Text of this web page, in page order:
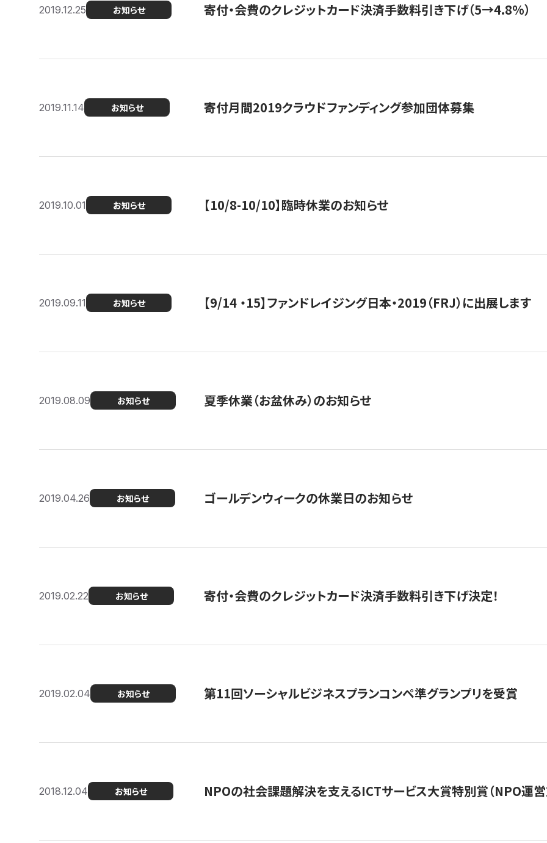
2019.12.25 お知らせ 寄付・会費のクレジットカード決済手数料引き下げ（5→4.8%）
2019.11.14 お知らせ 寄付月間2019クラウドファンディング参加団体募集
2019.10.01 お知らせ 【10/8-10/10】臨時休業のお知らせ
2019.09.11 お知らせ 【9/14 ・15】ファンドレイジング日本・2019（FRJ）に出展します
2019.08.09 お知らせ 夏季休業（お盆休み）のお知らせ
2019.04.26 お知らせ ゴールデンウィークの休業日のお知らせ
2019.02.22 お知らせ 寄付・会費のクレジットカード決済手数料引き下げ決定！
2019.02.04 お知らせ 第11回ソーシャルビジネスプランコンペ準グランプリを受賞
2018.12.04 お知らせ NPOの社会課題解決を支えるICTサービス大賞特別賞（NPO運